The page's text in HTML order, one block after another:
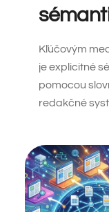
Kľúčovým
je explicitné
pomocou
redakčné